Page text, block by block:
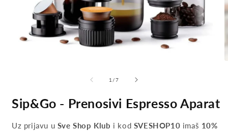
1 /of
7
Sip&Go - Prenosivi Espresso Aparat
Uz prijavu u Sve Shop Klub i kod SVESHOP10 imaš 10%